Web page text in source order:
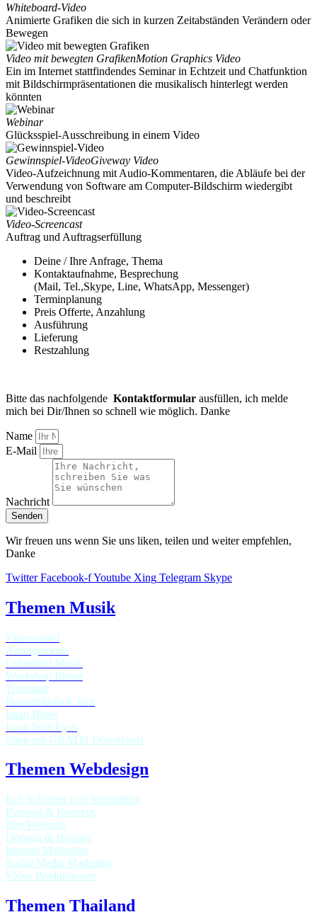
Whiteboard-Video
Animierte Grafiken die sich in kurzen Zeitabständen Verändern oder
Bewegen
Video mit bewegten GrafikenMotion Graphics Video
Ein im Internet stattfindendes Seminar in Echtzeit und Chatfunktion
mit Bildschirmpräsentationen die musikalisch hinterlegt werden
könnten
Webinar
Glücksspiel-Ausschreibung in einem Video
Gewinnspiel-VideoGiveway Video
Video-Aufzeichnung mit Audio-Kommentaren, die Abläufe bei der
Verwendung von Software am Computer-Bildschirm wiedergibt
und beschreibt
Video-Screencast
Auftrag und Auftragserfüllung
Deine / Ihre Anfrage, Thema
Kontaktaufnahme, Besprechung
(Mail, Tel.,Skype, Line, WhatsApp, Messenger)
Terminplanung
Preis Offerte, Anzahlung
Ausführung
Lieferung
Restzahlung
Bitte das nachfolgende Kontaktformular ausfüllen, ich melde
mich bei Dir/Ihnen so schnell wie möglich. Danke
Name
E-Mail
Nachricht
Senden
Wir freuen uns wenn Sie uns liken, teilen und weiter empfehlen,
Danke
Twitter Facebook-fYoutube Xing Telegram Skype
Themen Musik
Videosound
Arrangements
Lehrmittel Musik
Workshop Bläser
Tonträger
Basisdiskothek Jazz
Isaan Blues
Isaan Soul Eyes
Shop mit GRATIS Downloads
Themen Webdesign
In 5 Schritten zum Webauftritt
Planung & Konzept
Ihre Webseite
Domain & Hosting
Internet Marketing
Social Media Marketing
Video Produktionen
Themen Thailand